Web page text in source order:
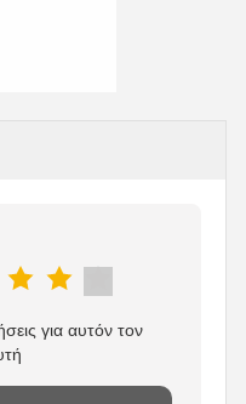
για αυτόν τον